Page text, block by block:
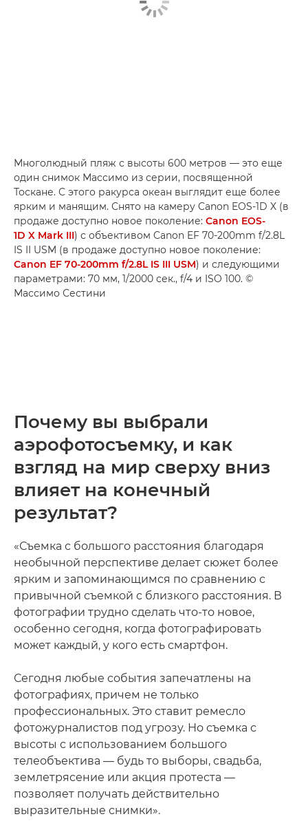
Многолюдный пляж с высоты 600 метров — это еще
один снимок Массимо из серии, посвященной
Тоскане. С этого ракурса океан выглядит еще более
ярким и манящим. Снято на камеру Canon EOS-1D X (в
продаже доступно новое поколение: Canon EOS-
1D X Mark III) с объективом Canon EF 70-200mm f/2.8L
IS II USM (в продаже доступно новое поколение:
Canon EF 70-200mm f/2.8L IS III USM) и следующими
параметрами: 70 мм, 1/2000 сек., f/4 и ISO 100. ©
Массимо Сестини
Почему вы выбрали
аэрофотосъемку, и как
взгляд на мир сверху вниз
влияет на конечный
результат?
«Съемка с большого расстояния благодаря
необычной перспективе делает сюжет более
ярким и запоминающимся по сравнению с
привычной съемкой с близкого расстояния. В
фотографии трудно сделать что-то новое,
особенно сегодня, когда фотографировать
может каждый, у кого есть смартфон.
Сегодня любые события запечатлены на
фотографиях, причем не только
профессиональных. Это ставит ремесло
фотожурналистов под угрозу. Но съемка с
высоты с использованием большого
телеобъектива — будь то выборы, свадьба,
землетрясение или акция протеста —
позволяет получать действительно
выразительные снимки».